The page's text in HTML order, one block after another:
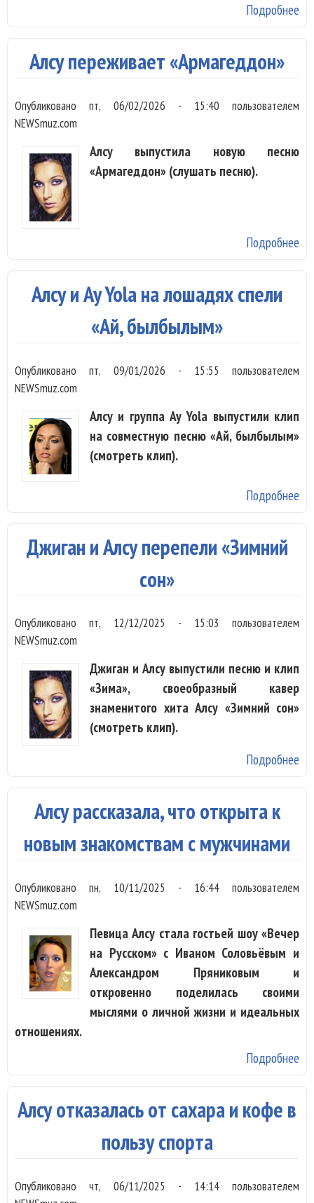
Подробнее
Алсу переживает «Армагеддон»
Опубликованопт, 06/02/2026 - 15:40 пользователем
NEWSmuz.com
Алсу выпустила новую песню
«Армагеддон» (слушать песню).
Подробнее
Алсу и Ay Yola на лошадях спели
«Ай, былбылым»
Опубликованопт, 09/01/2026 - 15:55 пользователем
NEWSmuz.com
Алсу и группа Ay Yola выпустили клип
на совместную песню «Ай, былбылым»
(смотреть клип).
Подробнее
Джиган и Алсу перепели «Зимний
сон»
Опубликованопт, 12/12/2025 - 15:03 пользователем
NEWSmuz.com
Джиган и Алсу выпустили песню и клип
«Зима», своеобразный кавер
знаменитого хита Алсу «Зимний сон»
(смотреть клип).
Подробнее
Алсу рассказала, что открыта к
новым знакомствам с мужчинами
Опубликованопн, 10/11/2025 - 16:44пользователем
NEWSmuz.com
Певица Алсу стала гостьей шоу «Вечер
на Русском» с Иваном Соловьёвым и
Александром Пряниковым и
откровенно поделилась своими
мыслями о личной жизни и идеальных
отношениях.
Подробнее
Алсу отказалась от сахара и кофе в
пользу спорта
Опубликованочт, 06/11/2025 - 14:14пользователем